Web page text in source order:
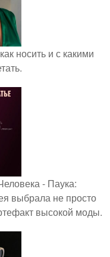
носить и с какими
- Паука:
выбрала не просто
высокой моды.